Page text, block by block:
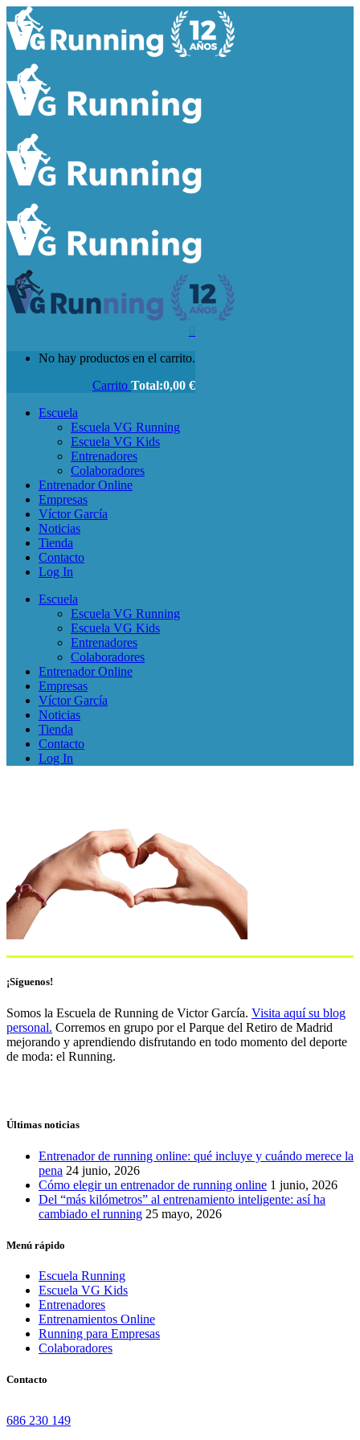
No hay productos en el carrito.
Carrito Total:0,00 €
Escuela
Escuela VG Running
Escuela VG Kids
Entrenadores
Colaboradores
Entrenador Online
Empresas
Víctor García
Noticias
Tienda
Contacto
Log In
Escuela
Escuela VG Running
Escuela VG Kids
Entrenadores
Colaboradores
Entrenador Online
Empresas
Víctor García
Noticias
Tienda
Contacto
Log In
¡Síguenos!
Somos la Escuela de Running de Victor García. Visita aquí su blog
personal. Corremos en grupo por el Parque del Retiro de Madrid
mejorando y aprendiendo disfrutando en todo momento del deporte
de moda: el Running.
Últimas noticias
Entrenador de running online: qué incluye y cuándo merece la
pena 24 junio, 2026
Cómo elegir un entrenador de running online 1 junio, 2026
Del “más kilómetros” al entrenamiento inteligente: así ha
cambiado el running 25 mayo, 2026
Menú rápido
Escuela Running
Escuela VG Kids
Entrenadores
Entrenamientos Online
Running para Empresas
Colaboradores
Contacto
686 230 149